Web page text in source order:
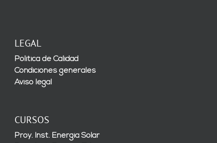
LEGAL
Política de Calidad
Condiciones generales
Aviso legal
CURSOS
Proy. Inst. Energía Solar